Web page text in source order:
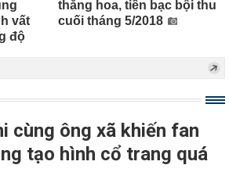
vất
độ
thăng hoa, tiền bạc bội thu
cuối tháng 5/2018
cùng ông xã khiến fan
tạo hình cổ trang quá